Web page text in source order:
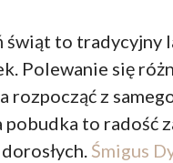
świąt to tradycyjny
Polewanie się
rozpocząć z
pobudka to radość
Śmigus